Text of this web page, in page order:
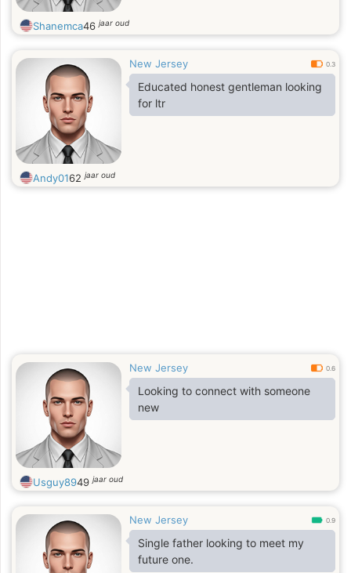
Shanemca46jaar oud
New Jersey 0.3
Educated honest gentleman looking
for ltr
Andy0162jaar oud
New Jersey 0.6
Looking to connect with someone
new
Usguy8949jaar oud
New Jersey 0.9
Single father looking to meet my
future one.